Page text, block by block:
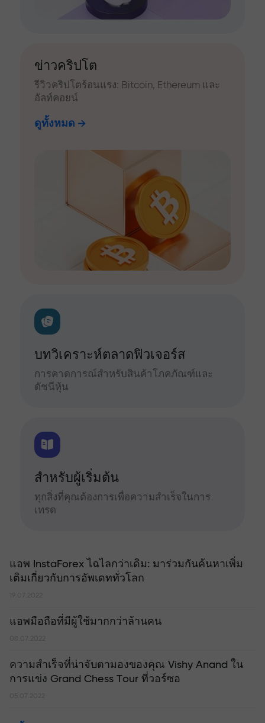
ข่าวคริปโต
รีวิวคริปโตร้อนแรง: Bitcoin, Ethereum และ
อัลท์คอยน์
ดูทั้งหมด
บทวิเคราะห์ตลาดฟิวเจอร์ส
การคาดการณ์สำหรับสินค้าโภคภัณฑ์และ
ดัชนีหุ้น
สำหรับผู้เริ่มต้น
ทุกสิ่งที่คุณต้องการเพื่อความสำเร็จในการ
เทรด
แอพ InstaForex ไฉไลกว่าเดิม: มาร่วมกันค้นหาเพิ่ม
เติมเกี่ยวกับการอัพเดททั่วโลก
19.07.2022
แอพมือถือที่มีผู้ใช้มากกว่าล้านคน
08.07.2022
ความสำเร็จที่น่าจับตามองของคุณ Vishy Anand ใน
การแข่ง Grand Chess Tour ที่วอร์ซอ